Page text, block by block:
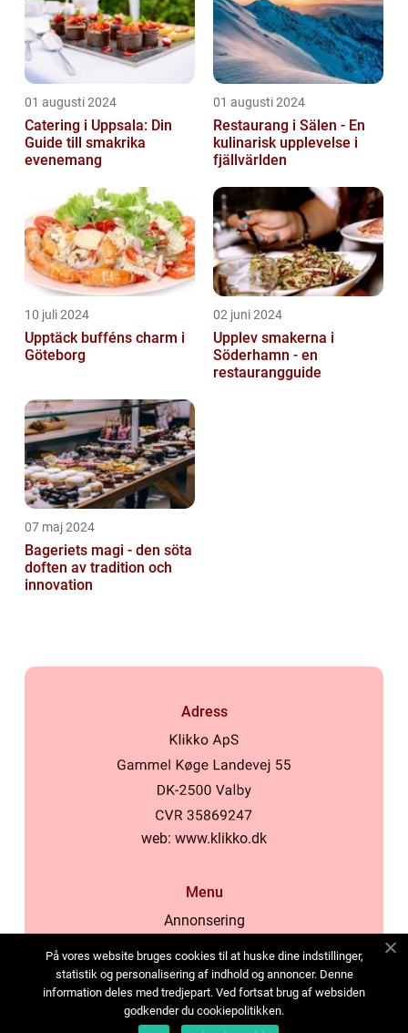
01 augusti 2024
Catering i Uppsala: Din
Guide till smakrika
evenemang
01 augusti 2024
Restaurang i Sälen - En
kulinarisk upplevelse i
fjällvärlden
10 juli 2024
Upptäck bufféns charm i
Göteborg
02 juni 2024
Upplev smakerna i
Söderhamn - en
restaurangguide
07 maj 2024
Bageriets magi - den söta
doften av tradition och
innovation
Adress
web: www.klikko.dk
Menu
Annonsering
Cookies
Kontakta oss
Sitemap
På vores website bruges cookies til at huske dine indstillinger,
statistik og personalisering af indhold og annoncer. Denne
information deles med tredjepart. Ved fortsat brug af websiden
godkender du cookiepolitikken.